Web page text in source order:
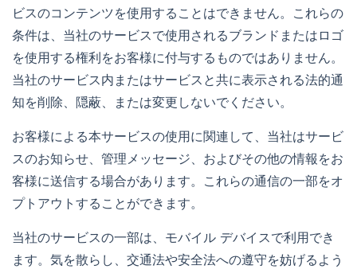
ビスのコンテンツを使用することはできません。これらの
条件は、当社のサービスで使用されるブランドまたはロゴ
を使用する権利をお客様に付与するものではありません。
当社のサービス内またはサービスと共に表示される法的通
知を削除、隠蔽、または変更しないでください。
お客様による本サービスの使用に関連して、当社はサービ
スのお知らせ、管理メッセージ、およびその他の情報をお
客様に送信する場合があります。これらの通信の一部をオ
プトアウトすることができます。
当社のサービスの一部は、モバイル デバイスで利用でき
ます。気を散らし、交通法や安全法への遵守を妨げるよう